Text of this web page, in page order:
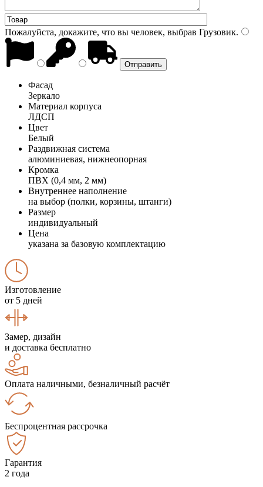
Пожалуйста, докажите, что вы человек, выбрав Грузовик.
Фасад
Зеркало
Материал корпуса
ЛДСП
Цвет
Белый
Раздвижная система
алюминиевая, нижнеопорная
Кромка
ПВХ (0,4 мм, 2 мм)
Внутреннее наполнение
на выбор (полки, корзины, штанги)
Размер
индивидуальный
Цена
указана за базовую комплектацию
Изготовление
от 5 дней
Замер, дизайн
и доставка бесплатно
Оплата наличными, безналичный расчёт
Беспроцентная рассрочка
Гарантия
2 года